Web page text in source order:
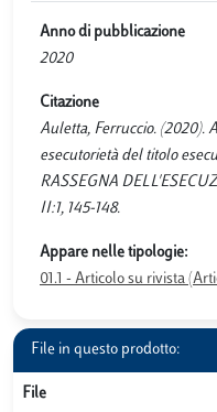
Anno di pubblicazione
2020
Citazione
Auletta, Ferruccio. (2020).
esecutorietà del titolo
RASSEGNA
II:1, 145-148.
Appare nelle tipologie:
01.1 - Articolo su rivista
File in questo prodotto:
File